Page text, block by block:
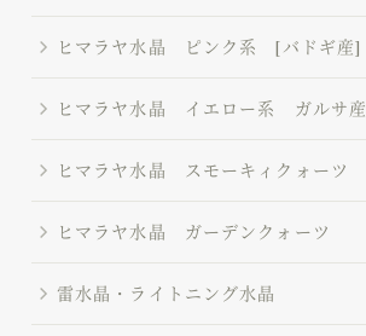
ヒマラヤ水晶 ピンク系 [バドギ産]
ヒマラヤ水晶 イエロー系 ガルサ産
ヒマラヤ水晶 スモーキィクォーツ
ヒマラヤ水晶 ガーデンクォーツ
雷水晶・ライトニング水晶